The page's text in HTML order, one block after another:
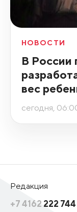
НОВОСТИ
В России
вес
сегодня,
Редакция
+7 4162 222 744